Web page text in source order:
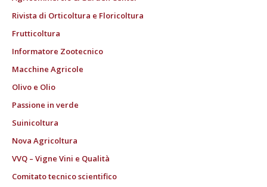
Rivista di Orticoltura e Floricoltura
Frutticoltura
Informatore Zootecnico
Macchine Agricole
Olivo e Olio
Passione in verde
Suinicoltura
Nova Agricoltura
VVQ – Vigne Vini e Qualità
Comitato tecnico scientifico